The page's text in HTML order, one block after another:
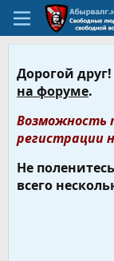
Дорогой друг!
на форуме.
Возможность
регистрации
Не
всего